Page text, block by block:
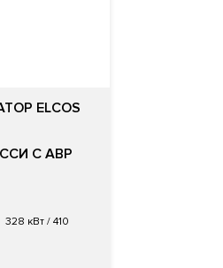
ELCOS
С АВР
328 кВт / 410